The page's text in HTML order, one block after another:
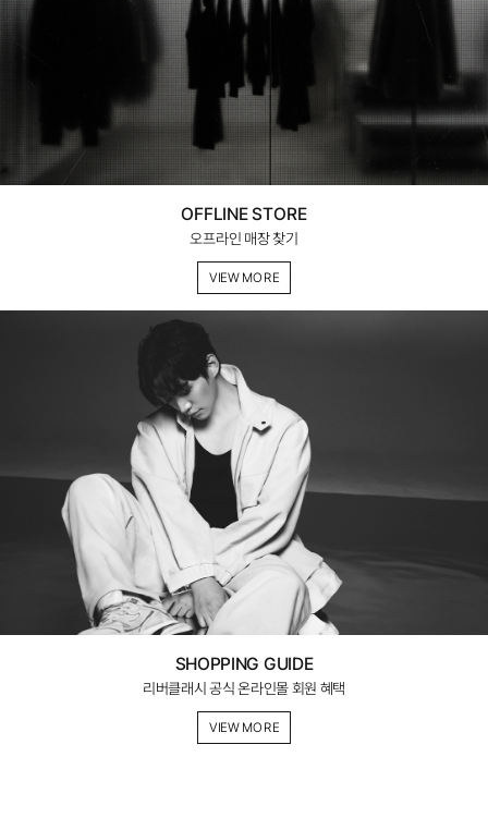
OFFLINE STORE
오프라인 매장 찾기
VIEW MORE
SHOPPING GUIDE
리버클래시 공식 온라인몰 회원 혜택
VIEW MORE